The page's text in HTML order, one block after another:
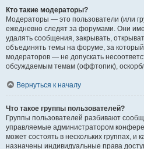
Кто такие модераторы?
Модераторы — это пользователи (или
ежедневно следят за форумами. Они
удалять сообщения, закрывать,
объединять темы на форуме, за
модераторов — не допускать
обсуждаемым темам (оффтопик),
Вернуться к началу
Что такое группы пользователей?
Группы пользователей разбивают
управляемые администратором
может состоять в нескольких группах, и
назначены индивидуальные права